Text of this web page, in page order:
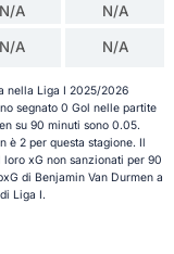
N/A N/A
N/A N/A
nella Liga I 2025/2026
segnato 0 Gol nelle partite
su 90 minuti sono 0.05.
è 2 per questa stagione. Il
xG non sanzionati per 90
di Benjamin Van Durmen a
Liga I.